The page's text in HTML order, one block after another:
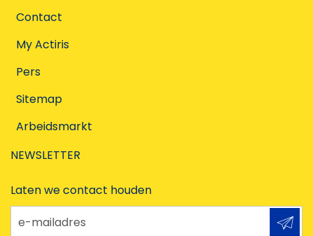
Contact
My Actiris
Pers
Sitemap
Arbeidsmarkt
NEWSLETTER
Laten we contact houden
e-mailadres